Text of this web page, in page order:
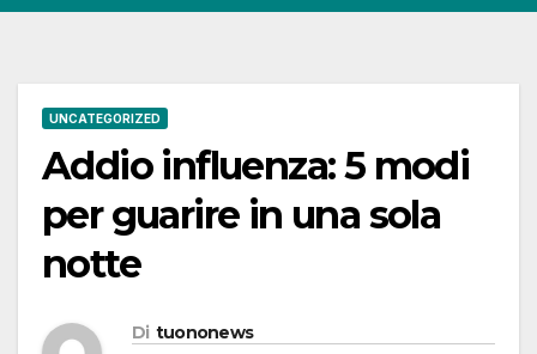
UNCATEGORIZED
Addio influenza: 5 modi
per guarire in una sola
notte
Di tuononews